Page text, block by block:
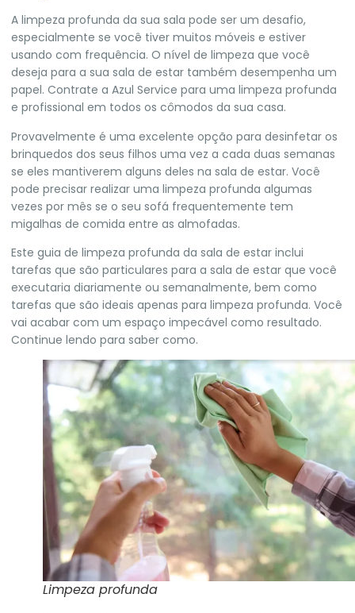
A limpeza profunda da sua sala pode ser um desafio,
especialmente se você tiver muitos móveis e estiver
usando com frequência. O nível de limpeza que você
deseja para a sua sala de estar também desempenha um
papel. Contrate a Azul Service para uma limpeza profunda
e profissional em todos os cômodos da sua casa.
Provavelmente é uma excelente opção para desinfetar os
brinquedos dos seus filhos uma vez a cada duas semanas
se eles mantiverem alguns deles na sala de estar. Você
pode precisar realizar uma limpeza profunda algumas
vezes por mês se o seu sofá frequentemente tem
migalhas de comida entre as almofadas.
Este guia de limpeza profunda da sala de estar inclui
tarefas que são particulares para a sala de estar que você
executaria diariamente ou semanalmente, bem como
tarefas que são ideais apenas para limpeza profunda. Você
vai acabar com um espaço impecável como resultado.
Continue lendo para saber como.
Limpeza profunda